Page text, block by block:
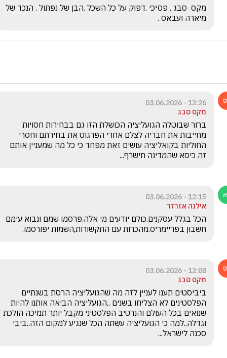
מיארה ועבאס .
12:26 - 03.06.2026
מקס סבג
זה כיסא שהמדינה תישרף...
12:15 - 03.06.2026
אילנה אזרזר
חשבון בפריימריס.מהכרות עם התקשורות,השמות יפורסמו.
12:08 - 03.06.2026
מקס סבג
סכנה לישראל...